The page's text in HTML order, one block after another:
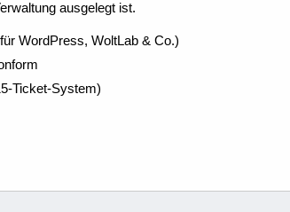
ausgelegt ist.
WordPress, WoltLab & Co.)
Ticket-System)